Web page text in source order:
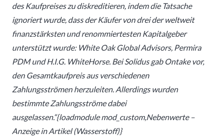
des Kaufpreises zu diskreditieren, indem die Tatsache
ignoriert wurde, dass der Käufer von drei der weltweit
finanzstärksten und renommiertesten Kapitalgeber
unterstützt wurde: White Oak Global Advisors, Permira
PDM und H.I.G. WhiteHorse. Bei Solidus gab Ontake vor,
den Gesamtkaufpreis aus verschiedenen
Zahlungsströmen herzuleiten. Allerdings wurden
bestimmte Zahlungsströme dabei
ausgelassen.“{loadmodule mod_custom,Nebenwerte –
Anzeige in Artikel (Wasserstoff)}